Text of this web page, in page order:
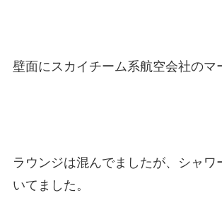
壁面にスカイチーム系航空会社のマ
ラウンジは混んでましたが、シャワ
いてました。